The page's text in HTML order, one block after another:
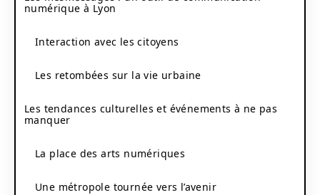
numérique à Lyon
Interaction avec les citoyens
Les retombées sur la vie urbaine
Les tendances culturelles et événements à ne pas
manquer
La place des arts numériques
Une métropole tournée vers l’avenir